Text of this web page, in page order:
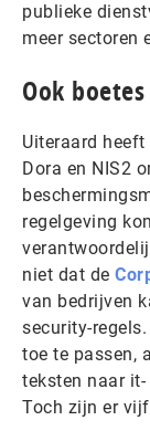
publieke
meer sectoren
Ook boetes
Uiteraard
Dora en NIS2
regelgeving
niet dat de
van bedrijven
security-
toe te passen,
teksten naar
Toch zijn er